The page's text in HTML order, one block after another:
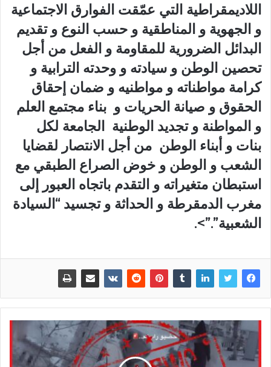
اللاديمقراطية التي عمّقت الفوارق الاجتماعية
و الجهوية و المناطقية و حسب النوع و تقديم
البدائل الضرورية للمقاومة و الفعل من أجل
تحصين الوطن و سيادته و وحدته الترابية و
كرامة مواطناته و مواطنيه و ضمان إحقاق
الحقوق و صيانة الحريات و بناء مجتمع العلم
و المواطنة و تجديد الوطنية الجامعة لكل
بنات و أبناء الوطن من أجل الانتصار لقضايا
الشعب و الوطن و خوض الصراع الطبقي مع
استبطان متغيراته و التقدم باتجاه العبور إلى
مغرب الدمقرطة و الحداثة و تجسيد “السيادة
الشعبية”.”>.